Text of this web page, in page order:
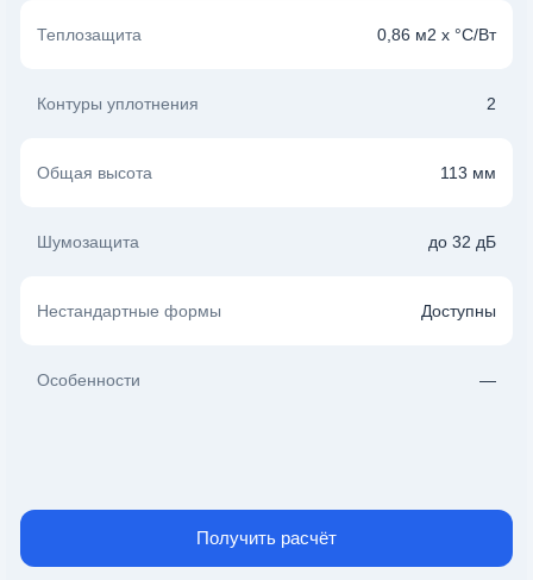
Теплозащита 0,86 м2 х °С/Вт
Контуры уплотнения 2
Общая высота 113 мм
Шумозащита до 32 дБ
Нестандартные формы Доступны
Особенности —
Получить расчёт